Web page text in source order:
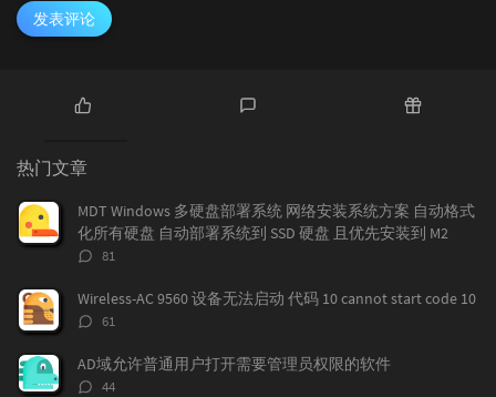
发表评论
门
文
章
论
章
热门文章
MDT Windows 多硬盘部署系统 网络安装系统方案 自动格式
化所有硬盘 自动部署系统到 SSD 硬盘 且优先安装到 M2
评
数：
81
Wireless-AC 9560 设备无法启动 代码 10 cannot start code 10
评
数：
61
AD域允许普通用户打开需要管理员权限的软件
评
44